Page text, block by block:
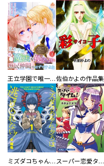
王立学園で唯一魔法が使えない庶民仲間のはずですよね～実は王子様で私を溺愛しているなんて告白はやめてください～佐伯かよの作品集
ミズダコちゃんからは逃げられない！ スーパー恋愛タイム！～現場でドＳな彼女は自宅でデレる～